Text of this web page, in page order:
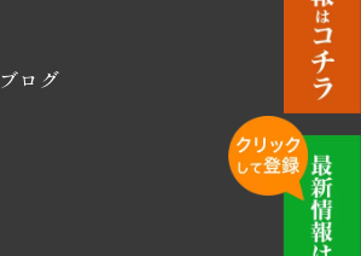
ブログ